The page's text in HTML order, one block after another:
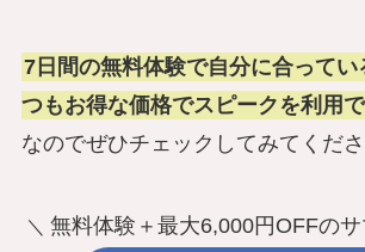
7日間の無料体験で自分に合って
つもお得な価格でスピークを利用
なのでぜひチェックしてみてくださ
＼ 無料体験＋最大6,000円OFFのサ